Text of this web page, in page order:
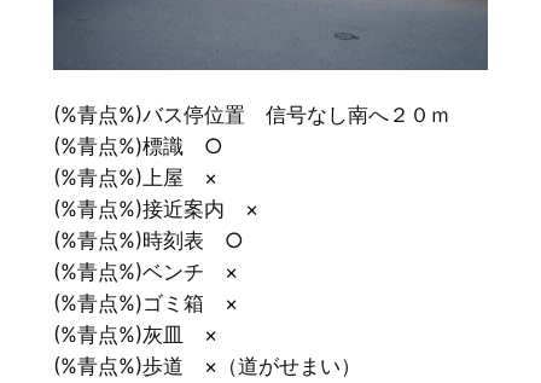
(%青点%)バス停位置 信号なし南へ２０ｍ
(%青点%)標識 ○
(%青点%)上屋 ×
(%青点%)接近案内 ×
(%青点%)時刻表 ○
(%青点%)ベンチ ×
(%青点%)ゴミ箱 ×
(%青点%)灰皿 ×
(%青点%)歩道 ×（道がせまい）